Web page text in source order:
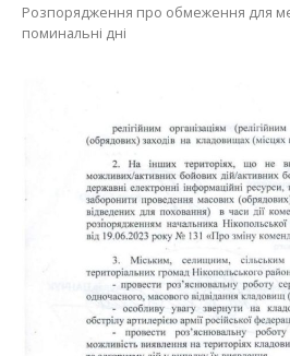
Розпорядження про обмеження для
поминальні дні